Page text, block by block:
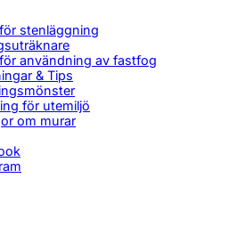
stenläggning
användning av fastfog
& Tips
för utemiljö
om murar